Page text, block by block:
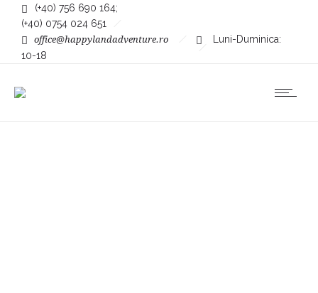
(+40) 756 690 164;
(+40) 0754 024 651
office@happylandadventure.ro
Luni-Duminica:
10-18